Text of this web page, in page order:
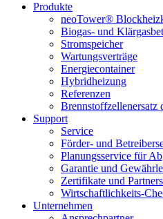
Produkte
neoTower®
Biogas- und
Stromspeicher
Wartungsverträge
Energiecontainer
Hybridheizung
Referenzen
Support
Service
Förder- und
Planungsservice für
Garantie und
Zertifikate und
Wirtschaftlichkeits-
Unternehmen